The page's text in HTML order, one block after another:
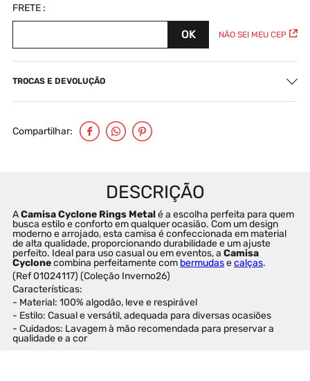
NÃO SEI MEU CEP
TROCAS E DEVOLUÇÃO
Compartilhar
A Camisa Cyclone Rings Metal é a escolha perfeita para quem
busca estilo e conforto em qualquer ocasião. Com um design
moderno e arrojado, esta camisa é confeccionada em material
de alta qualidade, proporcionando durabilidade e um ajuste
perfeito. Ideal para uso casual ou em eventos, a Camisa
Cyclone combina perfeitamente com bermudas e calças.
(Ref 01024117) (Coleção Inverno26)
Características:
- Material: 100% algodão, leve e respirável
- Estilo: Casual e versátil, adequada para diversas ocasiões
- Cuidados: Lavagem à mão recomendada para preservar a
qualidade e a cor